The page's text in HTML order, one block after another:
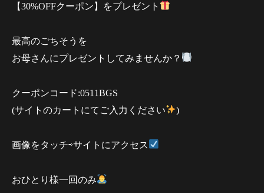
【30%OFFクーポン】をプレゼント
最高のごちそうを
お母さんにプレゼントしてみませんか？
クーポンコード:0511BGS
(サイトのカートにてご入力ください
)
画像をタッチ⇨サイトにアクセス
おひとり様一回のみ